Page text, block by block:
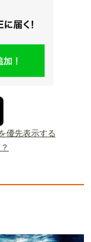
優先表示する